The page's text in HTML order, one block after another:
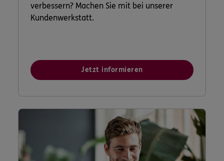
verbessern? Machen Sie mit bei unserer
Kundenwerkstatt.
Jetzt informieren